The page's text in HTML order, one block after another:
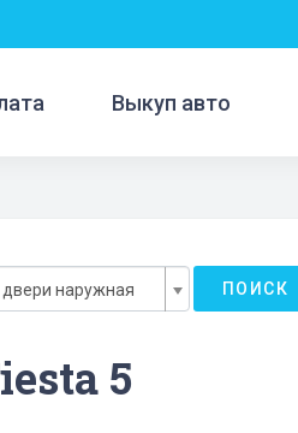
Выкуп авто
двери наружная ПОИСК
5